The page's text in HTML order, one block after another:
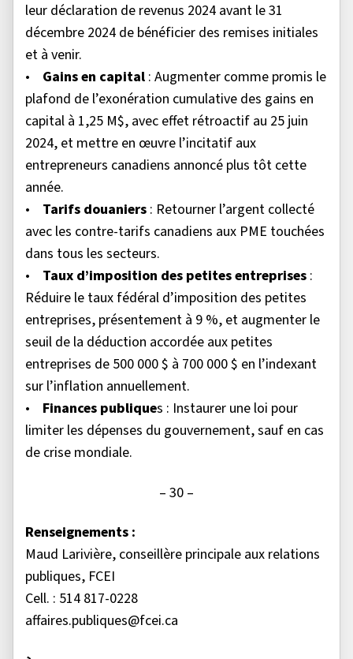
leur déclaration de revenus 2024 avant le 31
décembre 2024 de bénéficier des remises initiales
et à venir.
• Gains en capital : Augmenter comme promis le
plafond de l’exonération cumulative des gains en
capital à 1,25 M$, avec effet rétroactif au 25 juin
2024, et mettre en œuvre l’incitatif aux
entrepreneurs canadiens annoncé plus tôt cette
année.
• Tarifs douaniers : Retourner l’argent collecté
avec les contre-tarifs canadiens aux PME touchées
dans tous les secteurs.
• Taux d’imposition des petites entreprises :
Réduire le taux fédéral d’imposition des petites
entreprises, présentement à 9 %, et augmenter le
seuil de la déduction accordée aux petites
entreprises de 500 000 $ à 700 000 $ en l’indexant
sur l’inflation annuellement.
•
Finances publiques : Instaurer une loi pour
limiter les dépenses du gouvernement, sauf en cas
de crise mondiale.
– 30 –
Renseignements :
Maud Larivière, conseillère principale aux relations
publiques, FCEI
Cell. : 514 817-0228
affaires.publiques@fcei.ca